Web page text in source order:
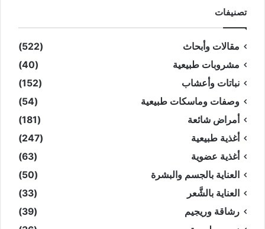
تصنيفات
مقالات وأبحاث
(522)
مشروبات طبيعية
(40)
نباتات وأعشاب
(152)
وصفات وماسكات طبيعية
(54)
أمراض شائعة
(181)
أغذية طبيعية
(247)
أغذية عضوية
(63)
العناية بالجسم والبشرة
(50)
العناية بالشَّعر
(33)
رشاقة وريجيم
(39)